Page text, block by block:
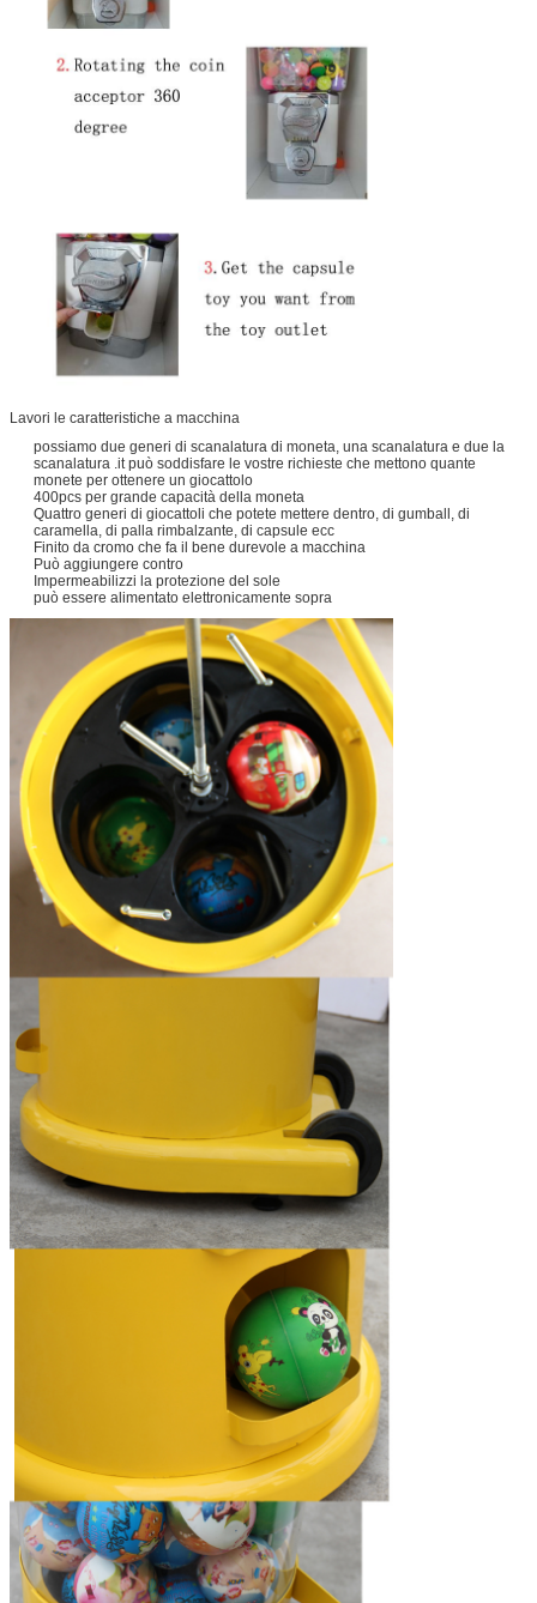
Lavori le caratteristiche a macchina
possiamo due generi di scanalatura di moneta, una scanalatura e due la
scanalatura .it può soddisfare le vostre richieste che mettono quante
monete per ottenere un giocattolo
400pcs per grande capacità della moneta
Quattro generi di giocattoli che potete mettere dentro, di gumball, di
caramella, di palla rimbalzante, di capsule ecc
Finito da cromo che fa il bene durevole a macchina
Può aggiungere contro
Impermeabilizzi la protezione del sole
può essere alimentato elettronicamente sopra